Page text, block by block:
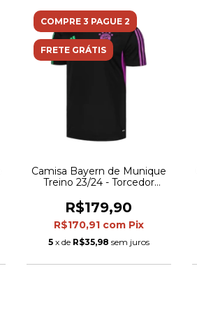
COMPRE 3 PAGUE 2
FRETE GRÁTIS
Camisa Bayern de Munique
Treino 23/24 - Torcedor
R$179,90
R$170,91 com Pix
5 x de R$35,98 sem juros